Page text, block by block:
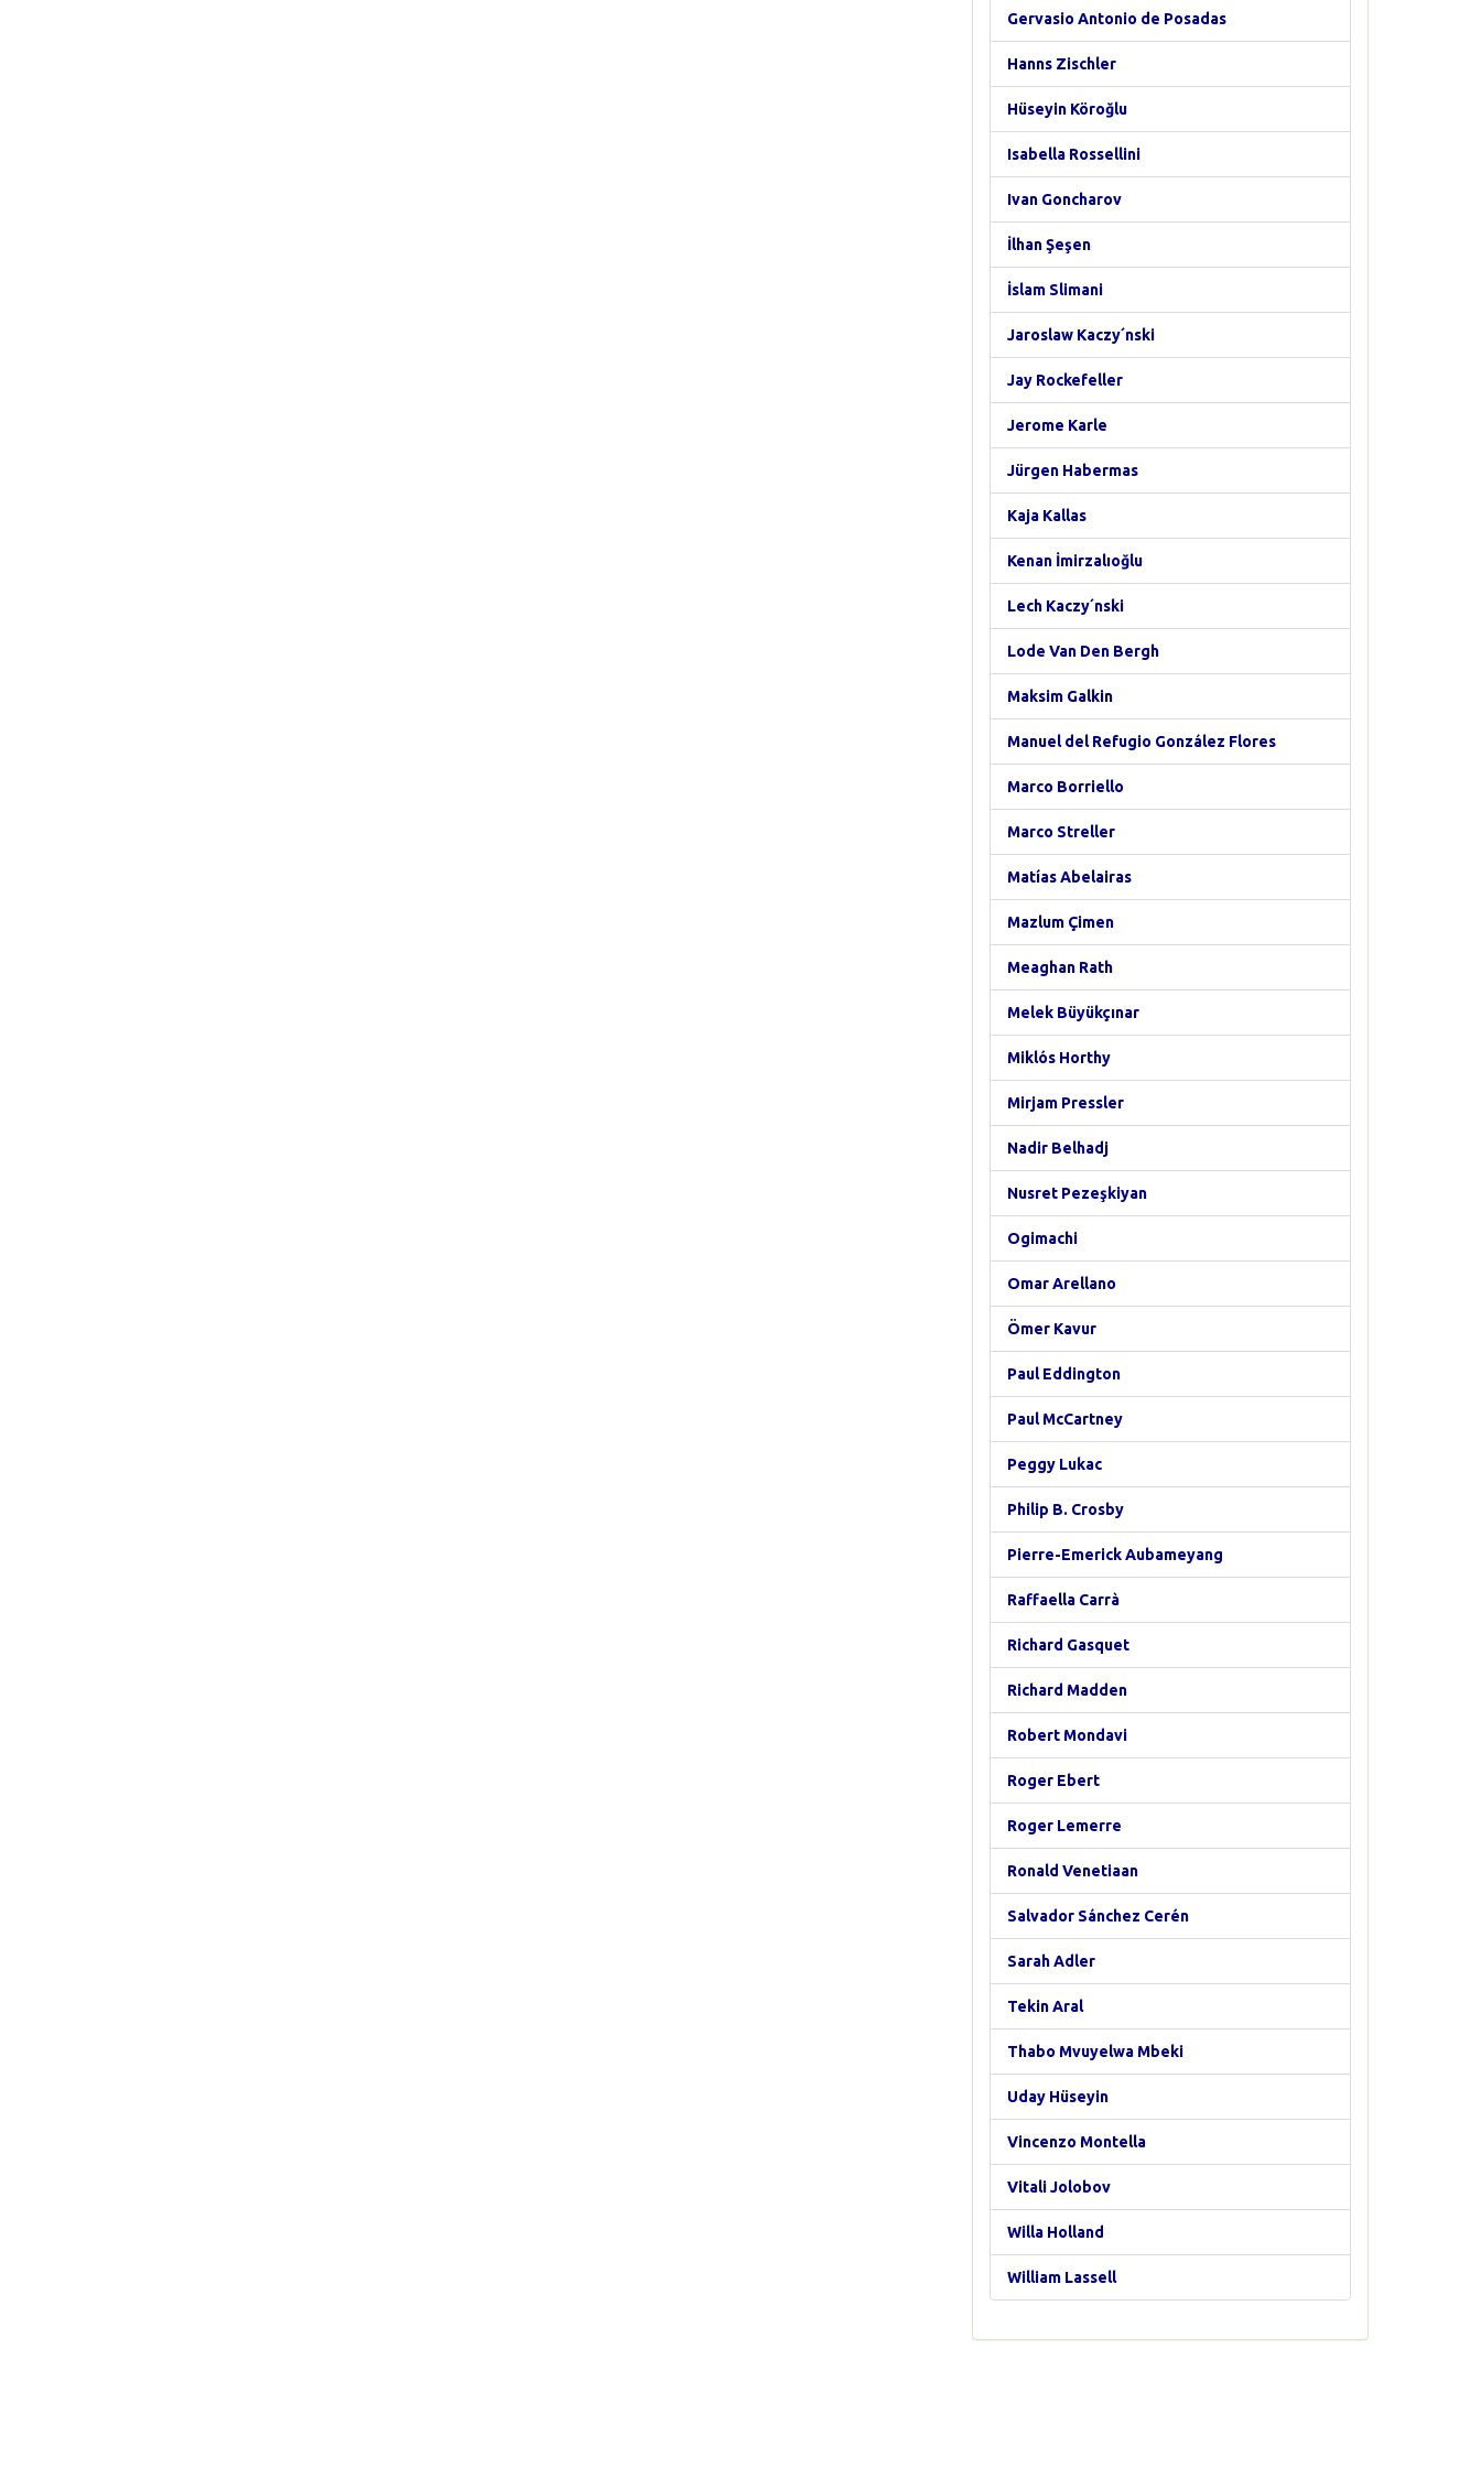
Gervasio Antonio de Posadas
Hanns Zischler
Hüseyin Köroğlu
Isabella Rossellini
Ivan Goncharov
İlhan Şeşen
İslam Slimani
Jaroslaw Kaczy´nski
Jay Rockefeller
Jerome Karle
Jürgen Habermas
Kaja Kallas
Kenan İmirzalıoğlu
Lech Kaczy´nski
Lode Van Den Bergh
Maksim Galkin
Manuel del Refugio González Flores
Marco Borriello
Marco Streller
Matías Abelairas
Mazlum Çimen
Meaghan Rath
Melek Büyükçınar
Miklós Horthy
Mirjam Pressler
Nadir Belhadj
Nusret Pezeşkiyan
Ogimachi
Omar Arellano
Ömer Kavur
Paul Eddington
Paul McCartney
Peggy Lukac
Philip B. Crosby
Pierre-Emerick Aubameyang
Raffaella Carrà
Richard Gasquet
Richard Madden
Robert Mondavi
Roger Ebert
Roger Lemerre
Ronald Venetiaan
Salvador Sánchez Cerén
Sarah Adler
Tekin Aral
Thabo Mvuyelwa Mbeki
Uday Hüseyin
Vincenzo Montella
Vitali Jolobov
Willa Holland
William Lassell